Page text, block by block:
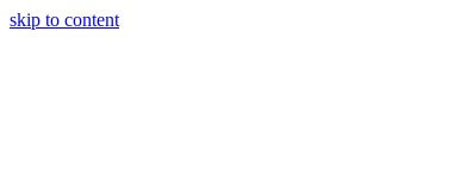
skip to content